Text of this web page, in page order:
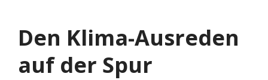
Den Klima-Ausreden
auf der Spur